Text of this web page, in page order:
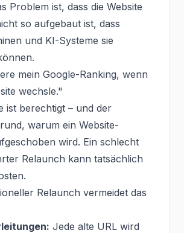
Problem ist, dass die Website
so aufgebaut ist, dass
und KI-Systeme sie
mein Google-Ranking, wenn
wechsle."
ist berechtigt – und der
warum ein Website-
wird. Ein schlecht
Relaunch kann tatsächlich
Relaunch vermeidet das
Jede alte URL wird